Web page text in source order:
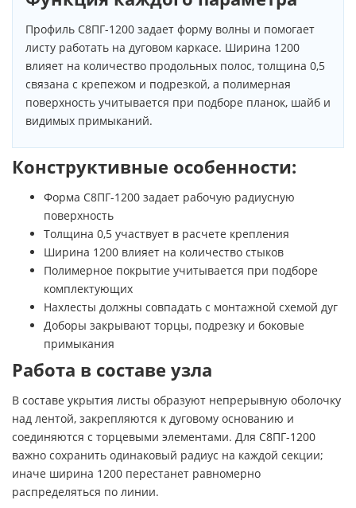
Профиль С8ПГ-1200 задает форму волны и помогает
листу работать на дуговом каркасе. Ширина 1200
влияет на количество продольных полос, толщина 0,5
связана с крепежом и подрезкой, а полимерная
поверхность учитывается при подборе планок, шайб и
видимых примыканий.
Конструктивные особенности:
Форма С8ПГ-1200 задает рабочую радиусную
поверхность
Толщина 0,5 участвует в расчете крепления
Ширина 1200 влияет на количество стыков
Полимерное покрытие учитывается при подборе
комплектующих
Нахлесты должны совпадать с монтажной схемой дуг
Доборы закрывают торцы, подрезку и боковые
примыкания
Работа в составе узла
В составе укрытия листы образуют непрерывную оболочку
над лентой, закрепляются к дуговому основанию и
соединяются с торцевыми элементами. Для С8ПГ-1200
важно сохранить одинаковый радиус на каждой секции;
иначе ширина 1200 перестанет равномерно
распределяться по линии.